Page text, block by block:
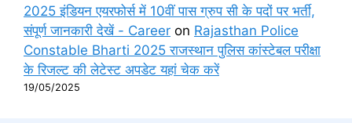
2025 इंडियन एयरफोर्स में 10वीं पास ग्रुप सी के पदों पर भर्ती,
संपूर्ण जानकारी देखें - Career on Rajasthan Police
Constable Bharti 2025 राजस्थान पुलिस कांस्टेबल परीक्षा
के रिजल्ट की लेटेस्ट अपडेट यहां चेक करें
19/05/2025